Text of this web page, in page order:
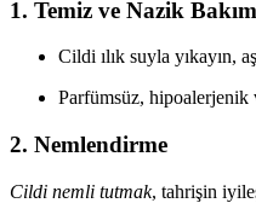
1. Temiz ve Nazik Bakım
Cildi ılık suyla yıkayın,
Parfümsüz,
2. Nemlendirme
Cildi nemli tutmak, tahrişin